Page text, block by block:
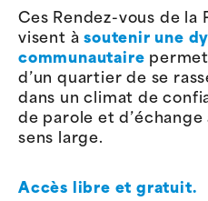
Ces Rendez-vous de la
visent àsoutenir une
communautaire
d’un quartier de se
dans un climat de
de parole et
sens large.
Accès libre et gratuit.